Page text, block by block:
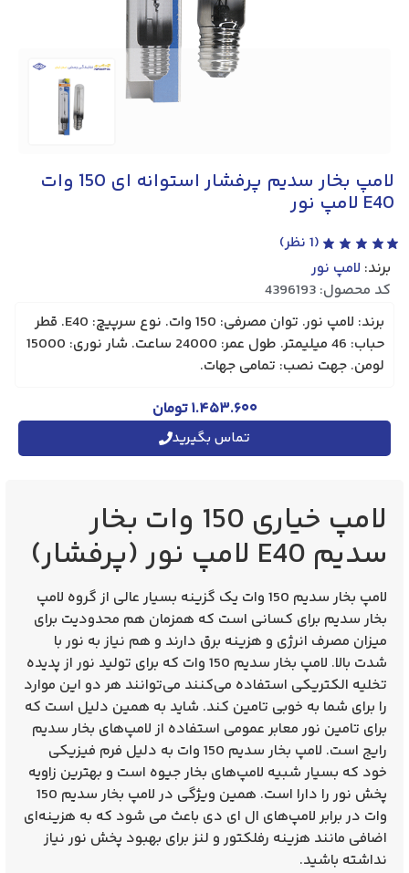
لامپ بخار سدیم پرفشار استوانه ای 150 وات
E40 لامپ نور
(
1 نظر)
برند: لامپ نور
کد محصول: 4396193
برند: لامپ نور. توان مصرفی: 150 وات. نوع سرپیچ: E40. قطر
حباب: 46 میلیمتر. طول عمر: 24000 ساعت. شار نوری: 15000
لومن. جهت نصب: تمامی جهات.
۱.۴۵۳.۶۰۰تومان
تماس بگیرید
لامپ خیاری 150 وات بخار
سدیم E40 لامپ نور (پرفشار)
لامپ بخار سدیم 150
وات یک گزینه بسیار عالی از گروه لامپ
بخار سدیم برای کسانی است که همزمان هم محدودیت برای
میزان مصرف انرژی و هزینه برق دارند و هم نیاز به نور با
شدت بالا. لامپ بخار سدیم 150 وات که برای تولید نور از پدیده
تخلیه الکتریکی استفاده می‌کنند‌ می‌توانند هر دو این موارد
را برای شما به خوبی تامین کند. شاید به همین دلیل است که
برای تامین نور معابر عمومی استفاده از لامپ‌های بخار سدیم
رایج است. لامپ بخار سدیم 150 وات به دلیل فرم فیزیکی
خود که بسیار شبیه لامپ‌های بخار جیوه است و بهترین زاویه
پخش نور را دارا است. همین ویژگی در لامپ بخار سدیم 150
وات در برابر لامپ‌های ال ای دی باعث می شود که به هزینه‌ای
اضافی مانند هزینه رفلکتور و لنز برای بهبود پخش نور نیاز
نداشته باشید.